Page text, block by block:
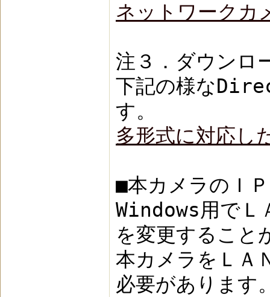
ネットワーク
注３．ダウンロ
下記の様な
す。
多形式に対
■本カメラのＩ
Windows用でＬ
を変更すること
本カメラをＬＡ
必要があります